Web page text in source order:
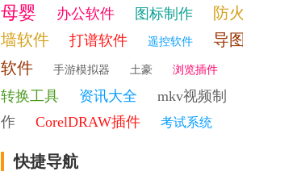
母婴 办公软件 图标制作
防火
墙软件
打谱软件 遥控软件
导图
软件
手游模拟器 土豪 浏览插件
转换工具 资讯大全
mkv视频制
作
CorelDRAW插件 考试系统
快捷导航